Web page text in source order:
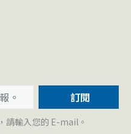
訂閱
請輸入您的 E-mail。